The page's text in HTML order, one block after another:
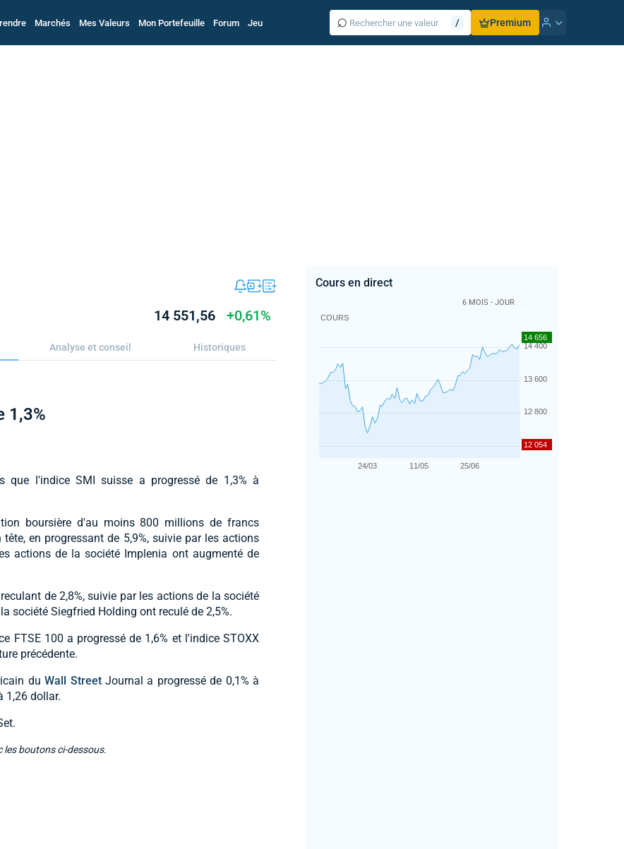
Marchés Mes Valeurs Mon Portefeuille Forum Jeu ⌕ / Premium
14 551,56 +0,61%
Analyse et conseil Historiques
1,3%
que l'indice SMI suisse a progressé de 1,3% à
boursière d'au moins 800 millions de francs
en progressant de 5,9%, suivie par les actions
actions de la société Implenia ont augmenté de
de 2,8%, suivie par les actions de la société
société Siegfried Holding ont reculé de 2,5%.
FTSE 100 a progressé de 1,6% et l'indice STOXX
précédente.
duWall StreetJournal a progressé de 0,1% à
1,26 dollar.
les boutons ci-dessous.
Cours en direct
6 MOIS - JOUR
COURS